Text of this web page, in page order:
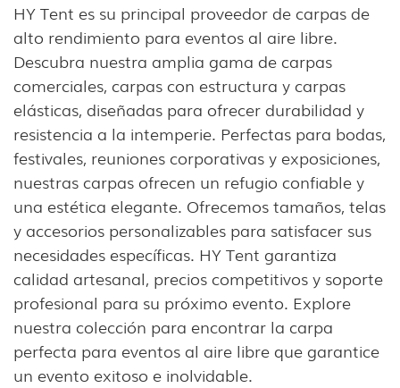
HY Tent es su principal proveedor de carpas de
alto rendimiento para eventos al aire libre.
Descubra nuestra amplia gama de carpas
comerciales, carpas con estructura y carpas
elásticas, diseñadas para ofrecer durabilidad y
resistencia a la intemperie. Perfectas para bodas,
festivales, reuniones corporativas y exposiciones,
nuestras carpas ofrecen un refugio confiable y
una estética elegante. Ofrecemos tamaños, telas
y accesorios personalizables para satisfacer sus
necesidades específicas. HY Tent garantiza
calidad artesanal, precios competitivos y soporte
profesional para su próximo evento. Explore
nuestra colección para encontrar la carpa
perfecta para eventos al aire libre que garantice
un evento exitoso e inolvidable.